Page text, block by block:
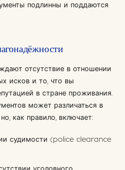
подлинны и поддаются
отсутствие в отношении
исков и то, что вы
в стране проживания.
может различаться в
как правило, включает:
судимости (police clearance